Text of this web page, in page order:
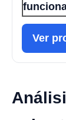
Ver